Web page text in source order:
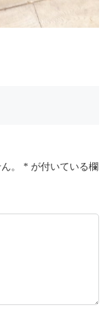
。 * が付いている欄